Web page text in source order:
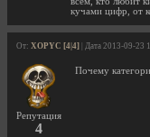
кучами цифр, от
От: XOPYC [4|4] | Дата 2013-09-23
Репутация
4
Почему